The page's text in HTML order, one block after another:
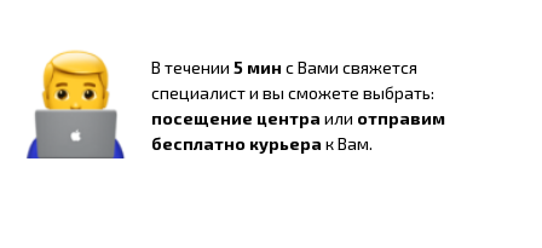
В течении 5 мин с Вами свяжется
специалист и вы сможете выбрать:
посещение центра или отправим
бесплатно курьера к Вам.